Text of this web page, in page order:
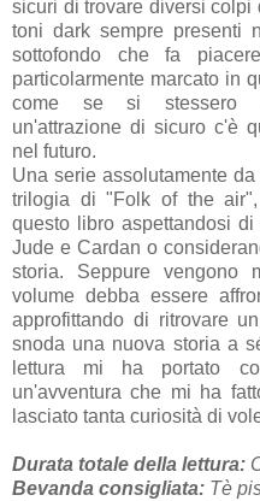
sicuri di trovare diversi colpi
toni dark sempre presenti
sottofondo che fa
particolarmente marcato in
come se si stessero
un'attrazione di sicuro c'è
nel futuro.
Una serie assolutamente
trilogia di "Folk of the
questo libro aspettandosi
Jude e Cardan o
storia. Seppure vengono
volume debba essere
approfittando di ritrovare
snoda una nuova storia a
lettura mi ha portato
un'avventura che mi ha
lasciato tanta curiosità di
Durata totale della lettura:
Bevanda consigliata: Tè